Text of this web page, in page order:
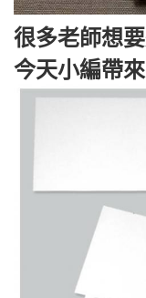
很多老師想
今天小編帶